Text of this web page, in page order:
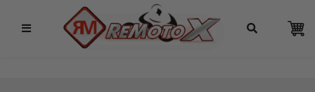
Remotox
10% OFF NO PIX